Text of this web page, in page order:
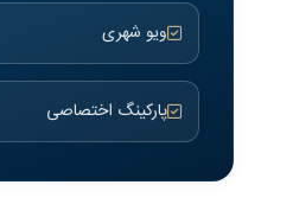
ویو شهری
پارکینگ اختصاصی